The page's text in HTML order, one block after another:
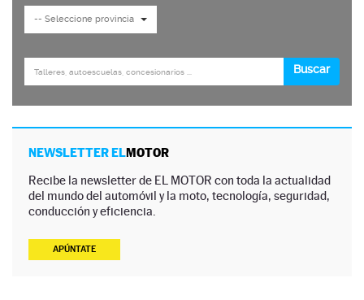
NEWSLETTER ELMOTOR
Recibe la newsletter de EL MOTOR con toda la actualidad
del mundo del automóvil y la moto, tecnología, seguridad,
conducción y eficiencia.
APÚNTATE